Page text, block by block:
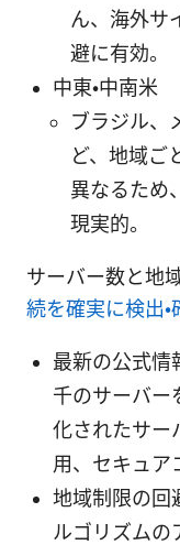
ん、海外サ
避に有効。
中東・中南米
ブラジル、
ど、地域ご
異なるため
現実的。
サーバー数と地
続を確実に検出
最新の公式情
千のサーバー
化されたサー
用、セキュア
地域制限の回
ルゴリズムの